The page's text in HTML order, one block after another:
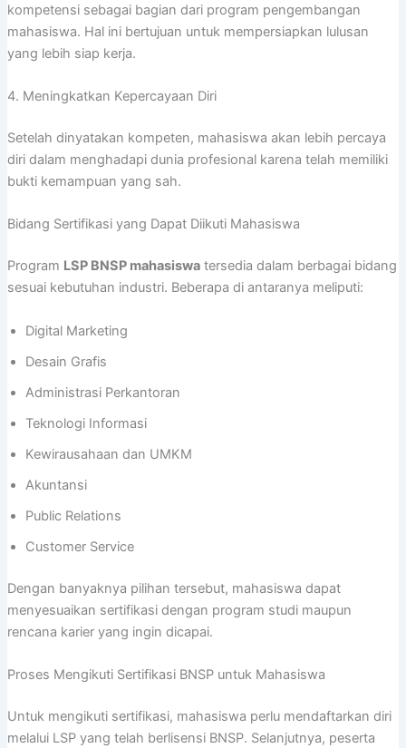
kompetensi sebagai bagian dari program pengembangan
mahasiswa. Hal ini bertujuan untuk mempersiapkan lulusan
yang lebih siap kerja.
4. Meningkatkan Kepercayaan Diri
Setelah dinyatakan kompeten, mahasiswa akan lebih percaya
diri dalam menghadapi dunia profesional karena telah memiliki
bukti kemampuan yang sah.
Bidang Sertifikasi yang Dapat Diikuti Mahasiswa
Program LSP BNSP mahasiswatersedia dalam berbagai bidang
sesuai kebutuhan industri. Beberapa di antaranya meliputi:
Digital Marketing
Desain Grafis
Administrasi Perkantoran
Teknologi Informasi
Kewirausahaan dan UMKM
Akuntansi
Public Relations
Customer Service
Dengan banyaknya pilihan tersebut, mahasiswa dapat
menyesuaikan sertifikasi dengan program studi maupun
rencana karier yang ingin dicapai.
Proses Mengikuti Sertifikasi BNSP untuk Mahasiswa
Untuk mengikuti sertifikasi, mahasiswa perlu mendaftarkan diri
melalui LSP yang telah berlisensi BNSP. Selanjutnya, peserta